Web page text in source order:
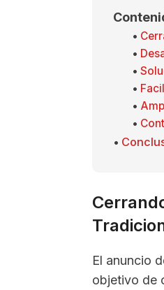
El anuncio
objetivo de